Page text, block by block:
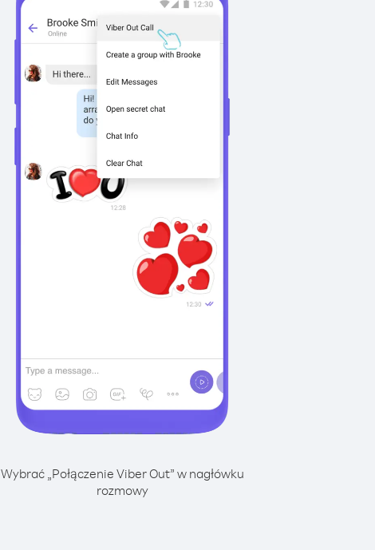
Wybrać „Połączenie Viber Out” w nagłówku
rozmowy